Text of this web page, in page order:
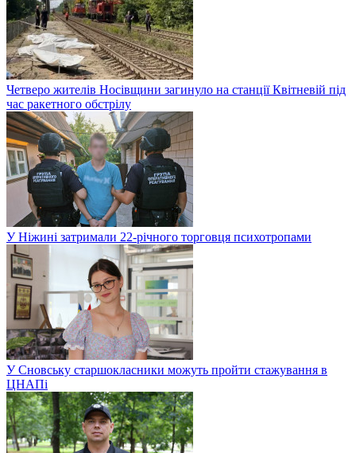
Четверо жителів Носівщини загинуло на станції Квітневій під
час ракетного обстрілу
У Ніжині затримали 22-річного торговця психотропами
У Сновську старшокласники можуть пройти стажування в
ЦНАПі